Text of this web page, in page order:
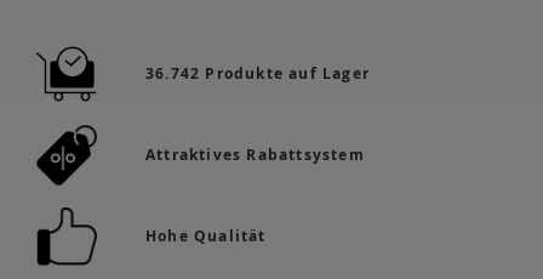
36.742 Produkte auf Lager
Attraktives Rabattsystem
Hohe Qualität